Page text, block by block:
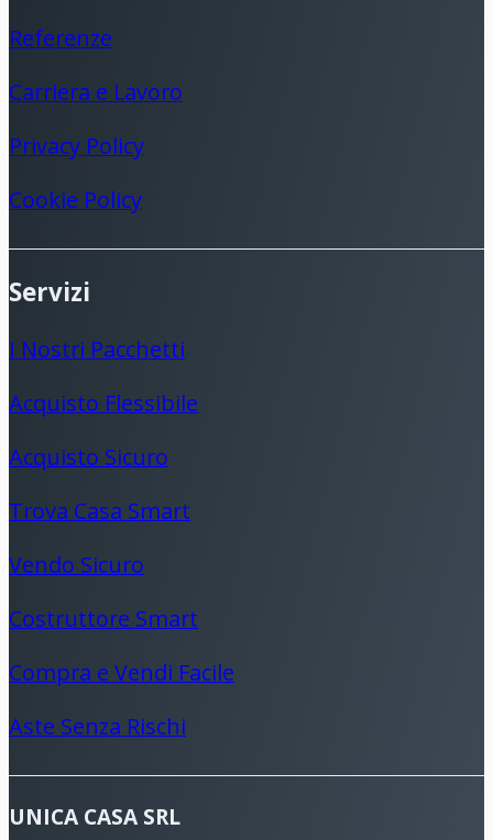
Referenze
Carriera e Lavoro
Privacy Policy
Cookie Policy
Servizi
I Nostri Pacchetti
Acquisto Flessibile
Acquisto Sicuro
Trova Casa Smart
Vendo Sicuro
Costruttore Smart
Compra e Vendi Facile
Aste Senza Rischi
UNICA CASA SRL